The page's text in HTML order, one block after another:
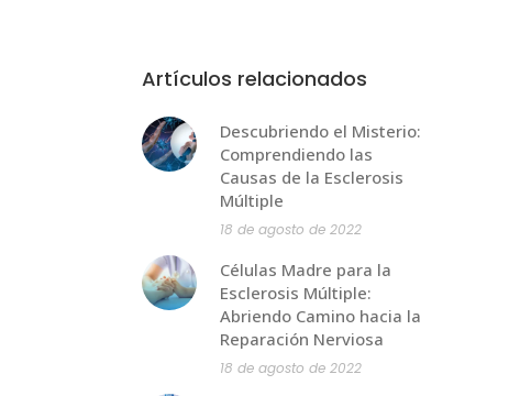
Artículos relacionados
Descubriendo el Misterio:
Comprendiendo las
Causas de la Esclerosis
Múltiple
18 de agosto de 2022
Células Madre para la
Esclerosis Múltiple:
Abriendo Camino hacia la
Reparación Nerviosa
18 de agosto de 2022